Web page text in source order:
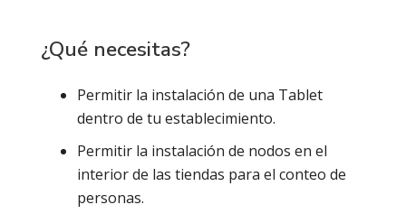
¿Qué necesitas?
Permitir la instalación de una Tablet
dentro de tu establecimiento.
Permitir la instalación de nodos en el
interior de las tiendas para el conteo de
personas.